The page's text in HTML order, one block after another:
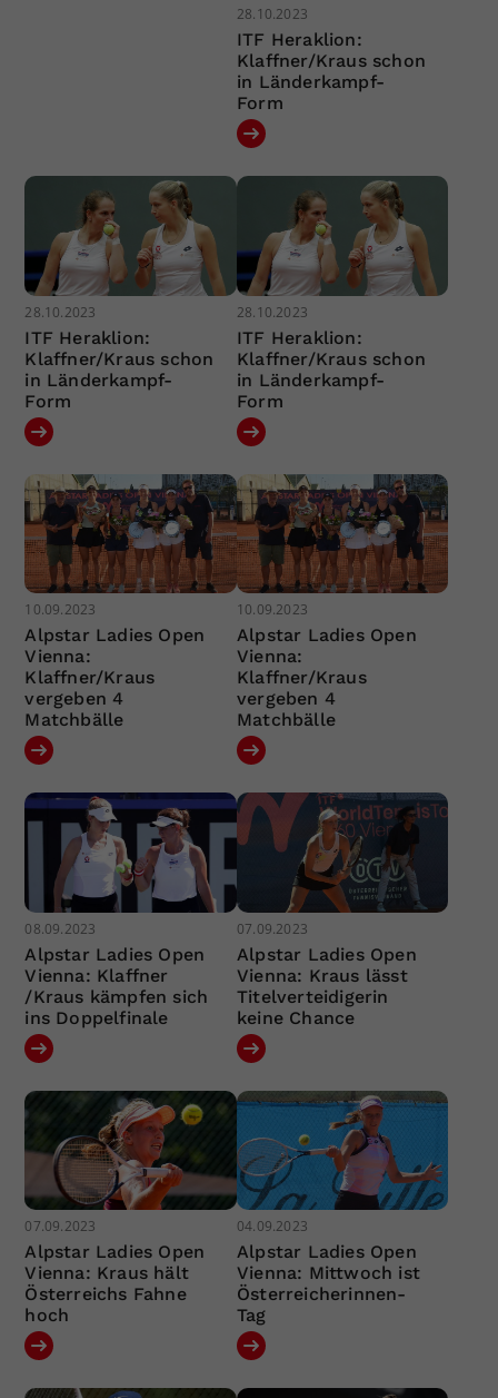
28.10.2023
ITF Heraklion:
Klaffner/Kraus schon
in Länderkampf-
Form
28.10.2023
ITF Heraklion:
Klaffner/Kraus schon
in Länderkampf-
Form
28.10.2023
ITF Heraklion:
Klaffner/Kraus schon
in Länderkampf-
Form
10.09.2023
Alpstar Ladies Open
Vienna:
Klaffner/Kraus
vergeben 4
Matchbälle
10.09.2023
Alpstar Ladies Open
Vienna:
Klaffner/Kraus
vergeben 4
Matchbälle
08.09.2023
Alpstar Ladies Open
Vienna: Klaffner
/Kraus kämpfen sich
ins Doppelfinale
07.09.2023
Alpstar Ladies Open
Vienna: Kraus lässt
Titelverteidigerin
keine Chance
07.09.2023
Alpstar Ladies Open
Vienna: Kraus hält
Österreichs Fahne
hoch
04.09.2023
Alpstar Ladies Open
Vienna: Mittwoch ist
Österreicherinnen-
Tag